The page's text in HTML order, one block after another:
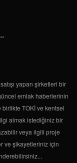
yapan şirketleri bir
emlak haberlerinin
birlikte TOKİ ve kentsel
almak istediğiniz bir
veya ilgili proje
ve şikayetleriniz için